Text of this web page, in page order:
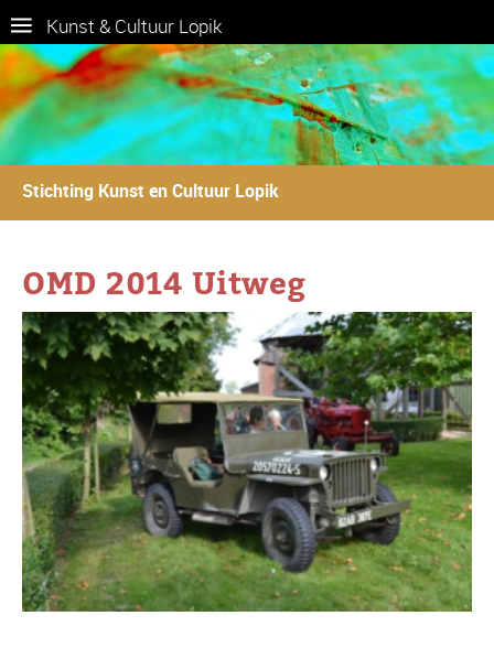
Kunst & Cultuur Lopik
Stichting Kunst en Cultuur Lopik
OMD 2014 Uitweg